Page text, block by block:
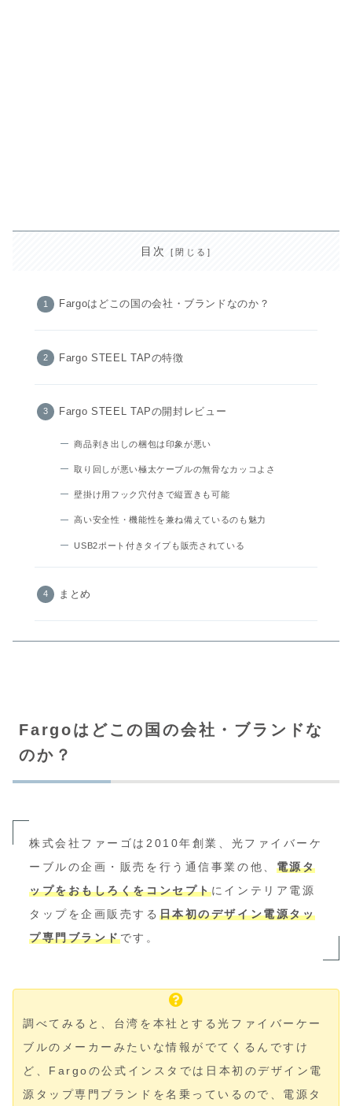
目次
Fargoはどこの国の会社・ブランドなのか？
Fargo STEEL TAPの特徴
Fargo STEEL TAPの開封レビュー
商品剥き出しの梱包は印象が悪い
取り回しが悪い極太ケーブルの無骨なカッコよさ
壁掛け用フック穴付きで縦置きも可能
高い安全性・機能性を兼ね備えているのも魅力
USB2ポート付きタイプも販売されている
まとめ
Fargoはどこの国の会社・ブランドな
のか？
株式会社ファーゴは2010年創業、光ファイバーケ
ーブルの企画・販売を行う通信事業の他、 電源タ
ップをおもしろくをコンセプトにインテリア電源
タップを企画販売する 日本初のデザイン電源タッ
プ専門ブランドです。
調べてみると、台湾を本社とする光ファイバーケー
ブルのメーカーみたいな情報がでてくるんですけ
ど、Fargoの公式インスタでは日本初のデザイン電
源タップ専門ブランドを名乗っているので、電源タ